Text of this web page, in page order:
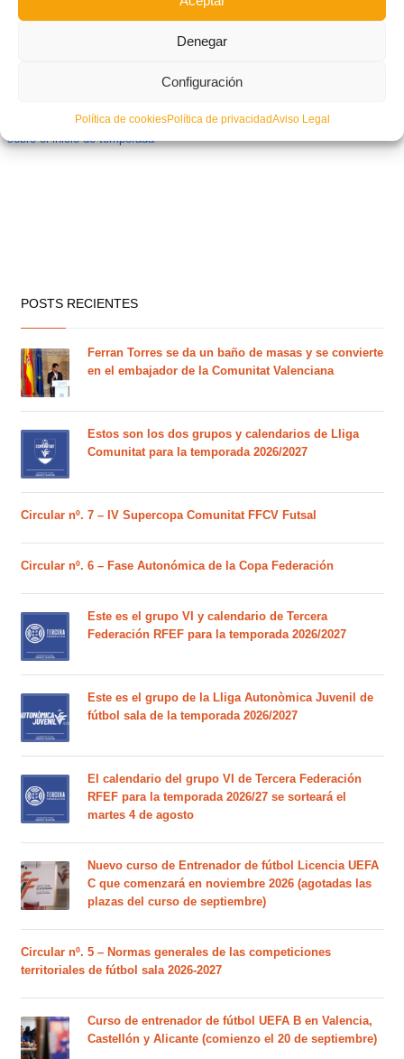
Denegar
Configuración
Política de cookiesPolítica de privacidadAviso Legal
La FFCV mantendrá reuniones informativas con todas las categorías
sobre el inicio de temporada
POSTS RECIENTES
Ferran Torres se da un baño de masas y se convierte
en el embajador de la Comunitat Valenciana
Estos son los dos grupos y calendarios de Lliga
Comunitat para la temporada 2026/2027
Circular nº. 7 – IV Supercopa Comunitat FFCV Futsal
Circular nº. 6 – Fase Autonómica de la Copa Federación
Este es el grupo VI y calendario de Tercera
Federación RFEF para la temporada 2026/2027
Este es el grupo de la Lliga Autonòmica Juvenil de
fútbol sala de la temporada 2026/2027
El calendario del grupo VI de Tercera Federación
RFEF para la temporada 2026/27 se sorteará el
martes 4 de agosto
Nuevo curso de Entrenador de fútbol Licencia UEFA
C que comenzará en noviembre 2026 (agotadas las
plazas del curso de septiembre)
Circular nº. 5 – Normas generales de las competiciones
territoriales de fútbol sala 2026-2027
Curso de entrenador de fútbol UEFA B en Valencia,
Castellón y Alicante (comienzo el 20 de septiembre)